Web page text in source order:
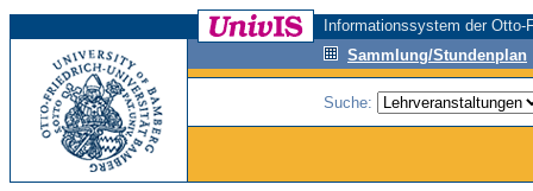
Informationssystem der
Sammlung/Stundenplan
Suche: